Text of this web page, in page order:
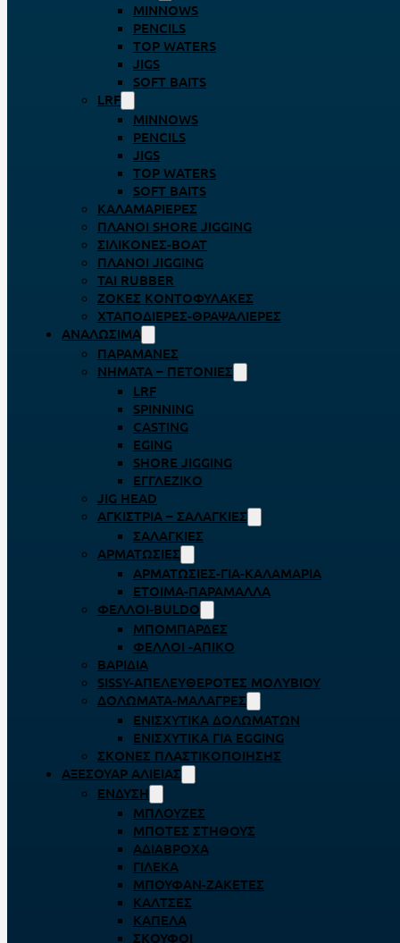
MINNOWS
PENCILS
TOP WATERS
JIGS
SOFT BAITS
LRF
MINNOWS
PENCILS
JIGS
TOP WATERS
SOFT BAITS
ΚΑΛΑΜΑΡΙΈΡΕΣ
ΠΛΆΝΟΙ SHORE JIGGING
ΣΙΛΙΚΌΝΕΣ-BOAT
ΠΛΆΝΟΙ JIGGING
TAI RUBBER
ΖΌΚΕΣ ΚΟΝΤΟΦΎΛΑΚΕΣ
ΧΤΑΠΟΔΙΈΡΕΣ-ΘΡΑΨΑΛΙΈΡΕΣ
ΑΝΑΛΏΣΙΜΑ
ΠΑΡΑΜΆΝΕΣ
ΝΉΜΑΤΑ – ΠΕΤΟΝΙΈΣ
LRF
SPINNING
CASTING
EGING
SHORE JIGGING
ΕΓΓΛΈΖΙΚΟ
JIG HEAD
ΑΓΚΊΣΤΡΙΑ – ΣΑΛΑΓΚΙΈΣ
ΣΑΛΑΓΚΙΈΣ
ΑΡΜΑΤΩΣΙΈΣ
ΑΡΜΑΤΩΣΙΈΣ-ΓΙΑ-ΚΑΛΑΜΆΡΙΑ
ΈΤΟΙΜΑ-ΠΑΡΆΜΑΛΛΑ
ΦΕΛΛΟΊ-BULDO
ΜΠΟΜΠΆΡΔΕΣ
ΦΕΛΛΟΊ -ΑΠΊΚΟ
ΒΑΡΊΔΙΑ
SISSY-ΑΠΕΛΕΥΘΕΡΟΤΈΣ ΜΟΛΥΒΙΟΎ
ΔΟΛΏΜΑΤΑ-ΜΑΛΆΓΡΕΣ
ΕΝΙΣΧΥΤΙΚΆ ΔΟΛΩΜΆΤΩΝ
ΕΝΙΣΧΥΤΙΚΆ ΓΙΑ EGGING
ΣΚΌΝΕΣ ΠΛΑΣΤΙΚΟΠΟΊΗΣΗΣ
ΑΞΕΣΟΥΆΡ ΑΛΙΕΊΑΣ
ΈΝΔΥΣΗ
ΜΠΛΟΎΖΕΣ
ΜΠΌΤΕΣ ΣΤΉΘΟΥΣ
ΑΔΙΆΒΡΟΧΑ
ΓΙΛΈΚΑ
ΜΠΟΥΦΆΝ-ΖΑΚΈΤΕΣ
ΚΆΛΤΣΕΣ
ΚΑΠΈΛΑ
ΣΚΟΎΦΟΙ